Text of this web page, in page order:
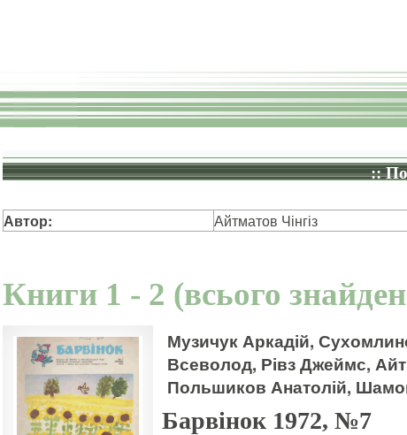
::
Автор: Айтматов Чінгіз
Книги 1 - 2 (всього
Музичук Аркадій,
Всеволод, Рівз Джеймс,
Польшиков Анатолій,
Барвінок 1972, №7